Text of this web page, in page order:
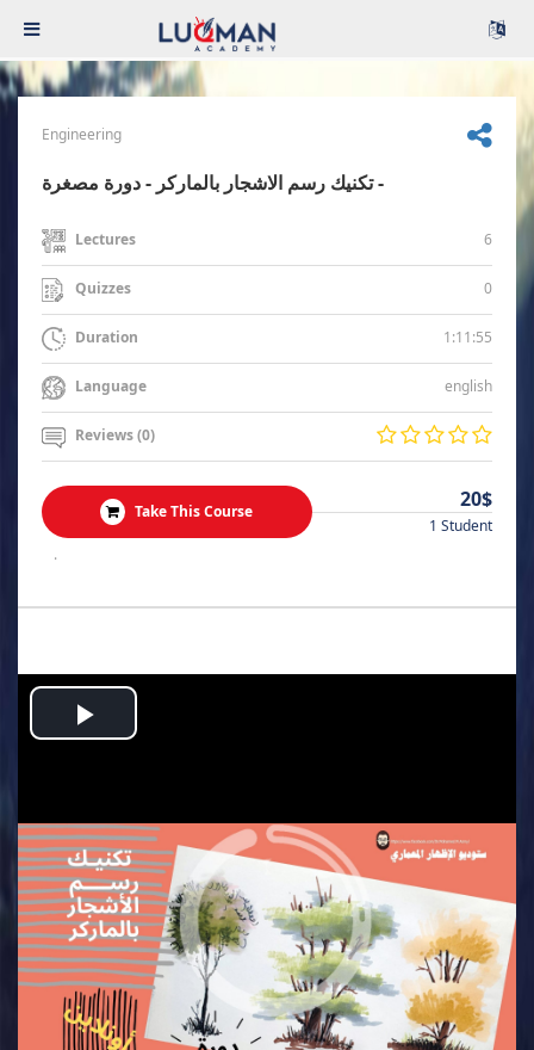
Engineering
تكنيك رسم الاشجار بالماركر - دورة مصغرة -
Lectures 6
Quizzes 0
Duration 1:11:55
Language english
Reviews (0)
Take This Course 20$
1 Student
.
Play